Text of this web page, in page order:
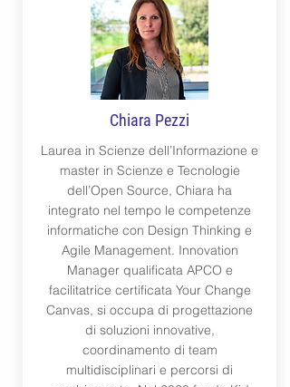
Chiara Pezzi
Laurea in Scienze dell’Informazione e
master in Scienze e Tecnologie
dell’Open Source, Chiara ha
integrato nel tempo le competenze
informatiche con Design Thinking e
Agile Management. Innovation
Manager qualificata APCO e
facilitatrice certificata Your Change
Canvas, si occupa di progettazione
di soluzioni innovative,
coordinamento di team
multidisciplinari e percorsi di